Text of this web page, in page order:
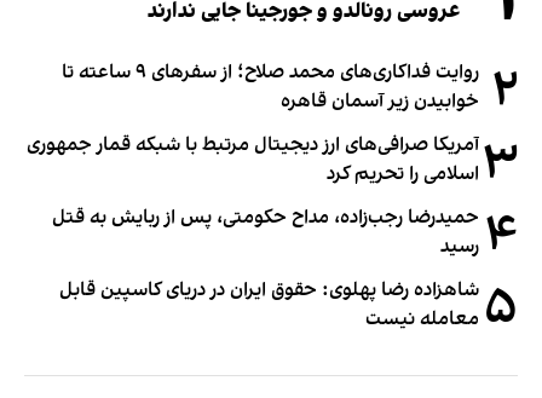
عروسی رونالدو و جورجینا جایی ندارند
۲
روایت فداکاری‌های محمد صلاح؛ از سفرهای ۹ ساعته تا
خوابیدن زیر آسمان قاهره
۳آمریکا صرافی‌های ارز دیجیتال مرتبط با شبکه قمار جمهوری
اسلامی را تحریم کرد
۴ حمیدرضا رجب‌زاده، مداح حکومتی، پس از ربایش به قتل
رسید
۵ شاهزاده رضا پهلوی: حقوق ایران در دریای کاسپین قابل
معامله نیست